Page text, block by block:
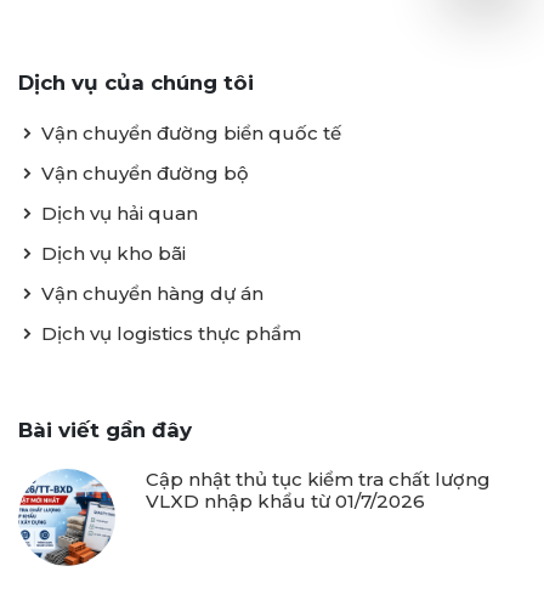
Dịch vụ của chúng tôi
Vận chuyển đường biển quốc tế
Vận chuyển đường bộ
Dịch vụ hải quan
Dịch vụ kho bãi
Vận chuyển hàng dự án
Dịch vụ logistics thực phẩm
Bài viết gần đây
Cập nhật thủ tục kiểm tra chất lượng
VLXD nhập khẩu từ 01/7/2026